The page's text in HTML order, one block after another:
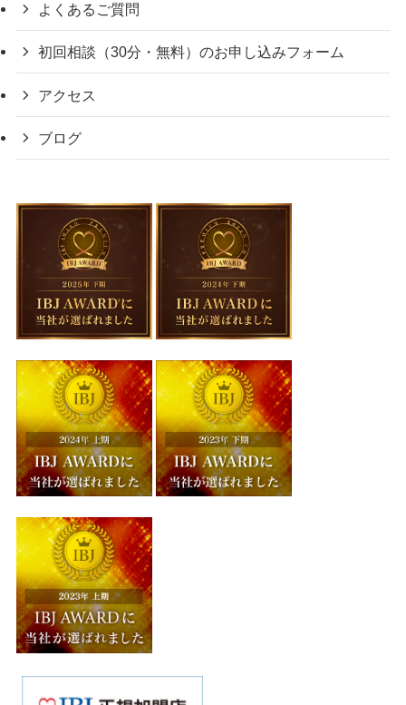
よくあるご質問
初回相談（30分・無料）のお申し込みフォーム
アクセス
ブログ